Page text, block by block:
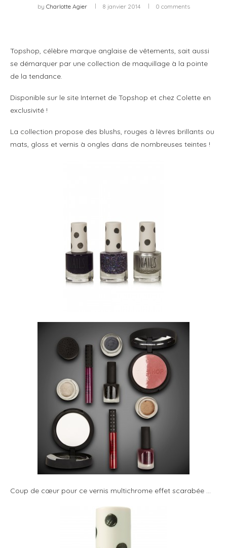
by Charlotte Agier 8 janvier 2014 0 comments
Topshop, célèbre marque anglaise de vêtements, sait aussi
se démarquer par une collection de maquillage à la pointe
de la tendance.
Disponible sur le site Internet de Topshop et chez Colette en
exclusivité !
La collection propose des blushs, rouges à lèvres brillants ou
mats, gloss et vernis à ongles dans de nombreuses teintes !
Coup de cœur pour ce vernis multichrome effet scarabée …